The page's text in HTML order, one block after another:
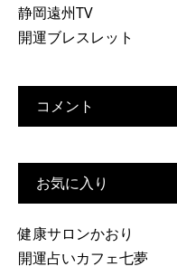
静岡遠州TV
開運ブレスレット
コメント
お気に入り
健康サロンかおり
開運占いカフェ七夢